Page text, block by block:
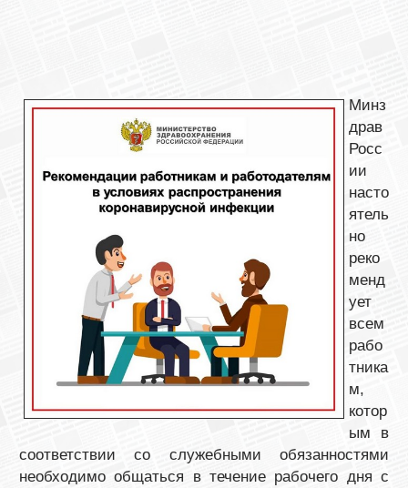
Минз
драв
Росс
ии
насто
ятель
но
реко
менд
ует
всем
рабо
тника
м,
котор
ым в
соответствии со служебными обязанностями
необходимо общаться в течение рабочего дня с